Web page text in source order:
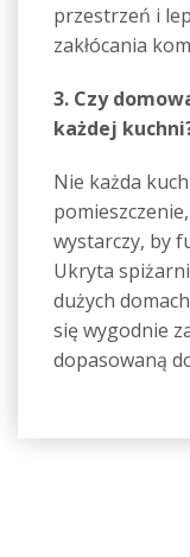
przestrzeń i
zakłócania
3. Czy
każdej
Nie każda
wystarczy, by
Ukryta
dużych
się wygodnie
dopasowaną